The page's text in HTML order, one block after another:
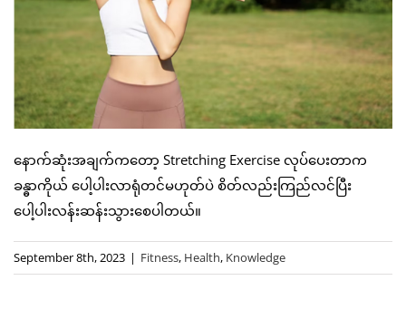
နောက်ဆုံးအချက်ကတော့ Stretching Exercise လုပ်ပေးတာက
ခန္ဓာကိုယ် ပေါ့ပါးလာရုံတင်မဟုတ်ပဲ စိတ်လည်းကြည်လင်ပြီး
ပေါ့ပါးလန်းဆန်းသွားစေပါတယ်။
September 8th, 2023 | Fitness, Health, Knowledge